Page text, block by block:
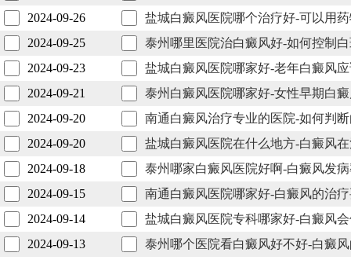
2024-09-26
盐城白癜风医院哪个治疗好-可以用
2024-09-25
泰州哪里医院治白癜风好-如何控制
2024-09-23
盐城白癜风医院哪家好-老年白癜风
2024-09-21
泰州白癜风医院哪家好-女性早期白
2024-09-20
南通白癜风治疗专业的医院-如何判
2024-09-20
盐城白癜风医院在什么地方-白癜风
2024-09-18
泰州哪家白癜风医院好啊-白癜风发
2024-09-15
南通白癜风医院哪家好-白癜风的治
2024-09-14
盐城白癜风医院专科哪家好-白癜风
2024-09-13
泰州哪个医院看白癜风好不好-白癜